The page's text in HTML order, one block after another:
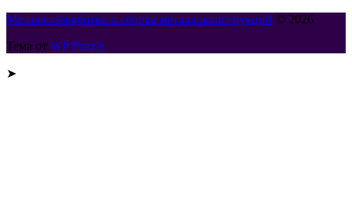
Металлообработка и сборка металлоконструкций © 2026
Тема от WP Puzzle
➤